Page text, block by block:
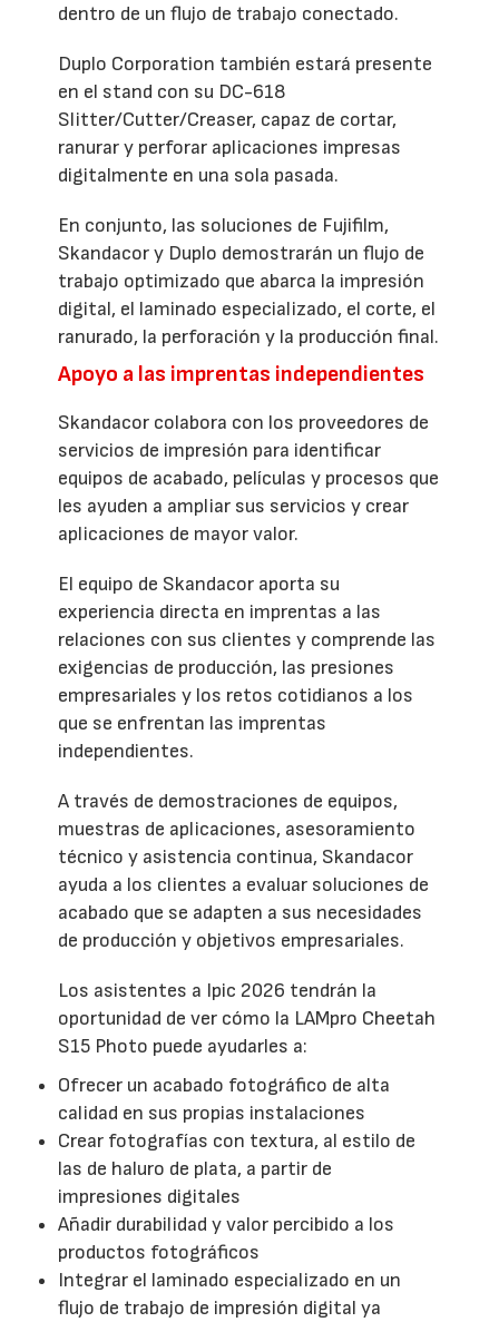
dentro de un flujo de trabajo conectado.
Duplo Corporation también estará presente
en el stand con su DC-618
Slitter/Cutter/Creaser, capaz de cortar,
ranurar y perforar aplicaciones impresas
digitalmente en una sola pasada.
En conjunto, las soluciones de Fujifilm,
Skandacor y Duplo demostrarán un flujo de
trabajo optimizado que abarca la impresión
digital, el laminado especializado, el corte, el
ranurado, la perforación y la producción final.
Apoyo a las imprentas independientes
Skandacor colabora con los proveedores de
servicios de impresión para identificar
equipos de acabado, películas y procesos que
les ayuden a ampliar sus servicios y crear
aplicaciones de mayor valor.
El equipo de Skandacor aporta su
experiencia directa en imprentas a las
relaciones con sus clientes y comprende las
exigencias de producción, las presiones
empresariales y los retos cotidianos a los
que se enfrentan las imprentas
independientes.
A través de demostraciones de equipos,
muestras de aplicaciones, asesoramiento
técnico y asistencia continua, Skandacor
ayuda a los clientes a evaluar soluciones de
acabado que se adapten a sus necesidades
de producción y objetivos empresariales.
Los asistentes a Ipic 2026 tendrán la
oportunidad de ver cómo la LAMpro Cheetah
S15 Photo puede ayudarles a:
Ofrecer un acabado fotográfico de alta
calidad en sus propias instalaciones
Crear fotografías con textura, al estilo de
las de haluro de plata, a partir de
impresiones digitales
Añadir durabilidad y valor percibido a los
productos fotográficos
Integrar el laminado especializado en un
flujo de trabajo de impresión digital ya